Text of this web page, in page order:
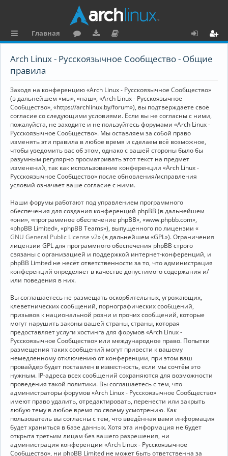
ы
к
и
Главная
ру
ру
и
ку
е
н
та
ц
и
я
о
Arch Linux - Русскоязычное Сообщество - Общие
правила
Заходя на конференцию «Arch Linux - Русскоязычное Сообщество»
(в дальнейшем «мы», «наш», «Arch Linux - Русскоязычное
Сообщество», «https://archlinux.by/forum»), вы подтверждаете своё
согласие со следующими условиями. Если вы не согласны с ними,
пожалуйста, не заходите и не пользуйтесь форумами «Arch Linux -
Русскоязычное Сообщество». Мы оставляем за собой право
изменять эти правила в любое время и сделаем всё возможное,
чтобы уведомить вас об этом, однако с вашей стороны было бы
разумным регулярно просматривать этот текст на предмет
изменений, так как использование конференции «Arch Linux -
Русскоязычное Сообщество» после обновления/исправления
условий означает ваше согласие с ними.
Наши форумы работают под управлением программного
обеспечения для создания конференций phpBB (в дальнейшем
«они», «программное обеспечение phpBB», «www.phpbb.com»,
«phpBB Limited», «phpBB Teams»), выпущенного по лицензии «
GNU General Public License v2» (в дальнейшем «GPL»). Ограничения
лицензии GPL для программного обеспечения phpBB строго
связаны с организацией и поддержкой интернет-конференций, и
phpBB Limited не несёт ответственности за то, что администрация
конференций определяет в качестве допустимого содержания и/
или поведения в них.
Вы соглашаетесь не размещать оскорбительных, угрожающих,
клеветнических сообщений, порнографических сообщений,
призывов к национальной розни и прочих сообщений, которые
могут нарушить законы вашей страны, страны, которая
предоставляет услуги хостинга для форумов «Arch Linux -
Русскоязычное Сообщество» или международное право. Попытки
размещения таких сообщений могут привести к вашему
немедленному отключению от конференции, при этом ваш
провайдер будет поставлен в известность, если мы сочтём это
нужным. IP-адреса всех сообщений сохраняются для возможности
проведения такой политики. Вы соглашаетесь с тем, что
администраторы форумов «Arch Linux - Русскоязычное Сообщество»
имеют право удалить, отредактировать, перенести или закрыть
любую тему в любое время по своему усмотрению. Как
пользователь вы согласны с тем, что введённая вами информация
будет храниться в базе данных. Хотя эта информация не будет
открыта третьим лицам без вашего разрешения, ни
администрация конференции «Arch Linux - Русскоязычное
Сообщество», ни phpBB Limited не может быть ответственна за